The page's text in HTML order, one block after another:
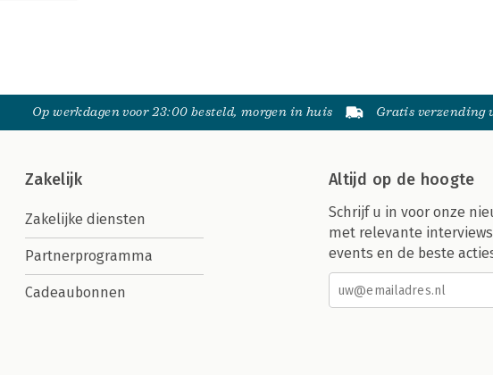
Op werkdagen voor 23:00 besteld, morgen in huis Gratis verzending
Zakelijk
Zakelijke diensten
Partnerprogramma
Cadeaubonnen
Altijd op de hoogte
Schrijf u in voor onze
met relevante
events en de beste